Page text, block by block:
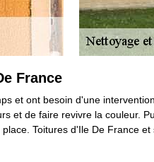
France
et ont besoin d'une
et de faire revivre la couleur.
Toitures d'Ile De France